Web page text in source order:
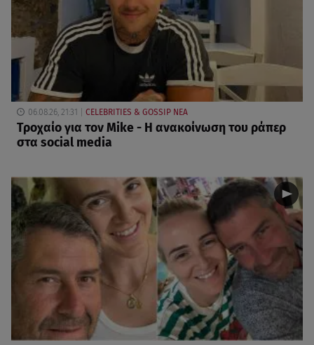
06.08.26, 21:31 CELEBRITIES & GOSSIP ΝΕΑ
Τροχαίο για τον Mike - Η ανακοίνωση του ράπερ
στα social media